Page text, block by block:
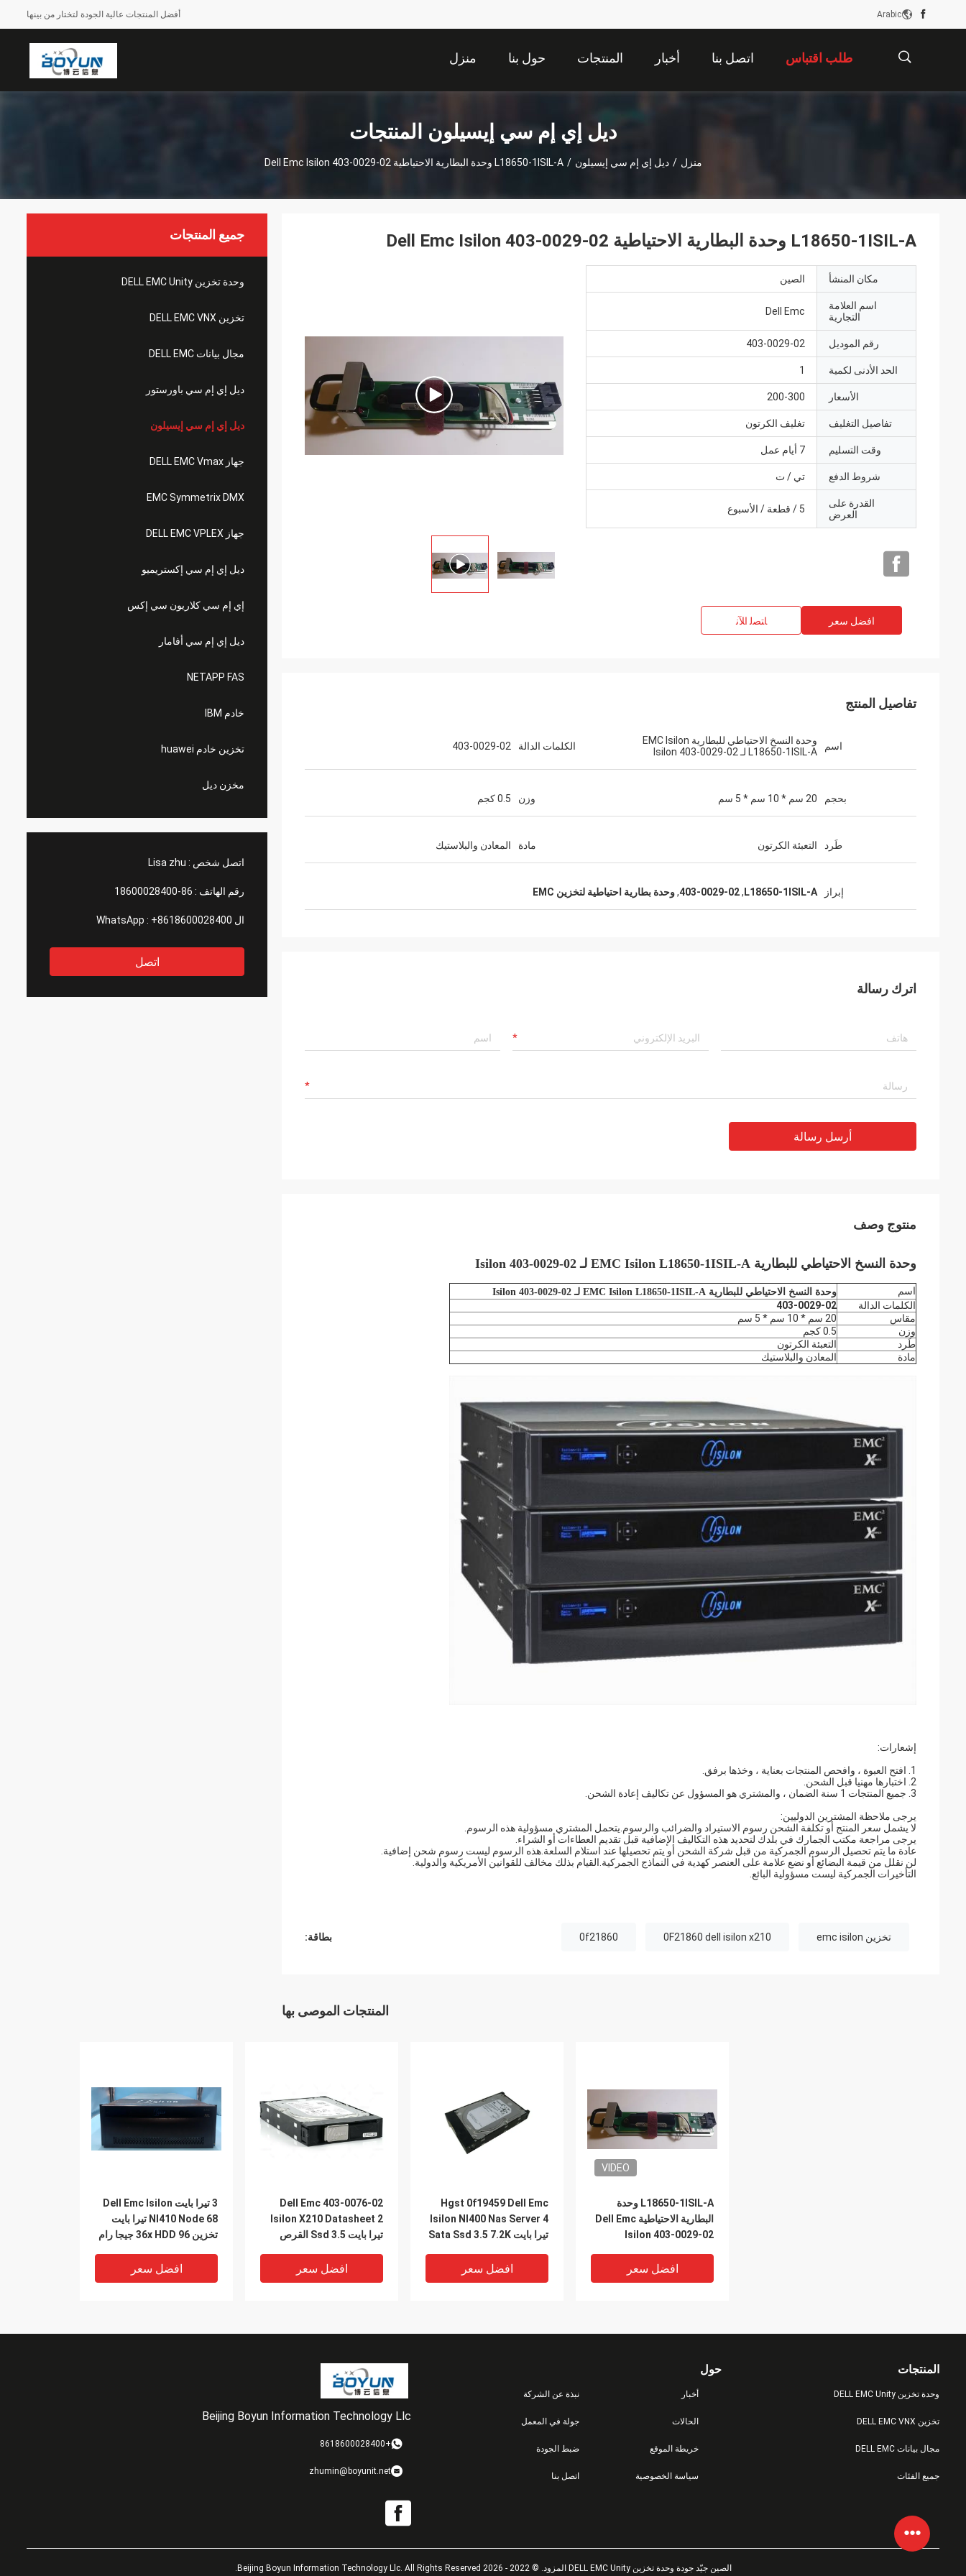
أفضل المنتجات عالية الجودة لتختار من بينها Arabic
منزل حول بنا المنتجات أخبار اتصل بنا طلب اقتباس
ديل إي إم سي إيسيلون المنتجات
منزل / ديل إي إم سي إيسيلون / L18650-1ISIL-A وحدة البطارية الاحتياطية Dell Emc Isilon 403-0029-02
جميع المنتجات
وحدة تخزين DELL EMC Unity
تخزين DELL EMC VNX
مجال بيانات DELL EMC
ديل إي إم سي باورستور
ديل إي إم سي إيسيلون
جهاز DELL EMC Vmax
EMC Symmetrix DMX
جهاز DELL EMC VPLEX
ديل إي إم سي إكستريميو
إي إم سي كلاريون سي إكس
ديل إي إم سي أفامار
NETAPP FAS
خادم IBM
تخزين خادم huawei
مخزن ديل
اتصل شخص : Lisa zhu
رقم الهاتف : 86-18600028400
ال WhatsApp : +8618600028400
اتصل
L18650-1ISIL-A وحدة البطارية الاحتياطية Dell Emc Isilon 403-0029-02
مكان المنشأ الصين
اسم العلامة
التجارية
Dell Emc
رقم الموديل 403-0029-02
الحد الأدنى لكمية 1
الأسعار 200-300
تفاصيل التغليف تغليف الكرتون
وقت التسليم 7 أيام عمل
شروط الدفع تي / ت
القدرة على
العرض
5 / قطعة / الأسبوع
افضل سعر ﺎﺘﺼﻟ ﺍﻶﻧ
تفاصيل المنتج
اسم
وحدة النسخ الاحتياطي للبطارية EMC Isilon
L18650-1ISIL-A لـ Isilon 403-0029-02
الكلمات الدالة 403-0029-02
بحجم 20 سم * 10 سم * 5 سم وزن 0.5 كجم
طَرد التعبئة الكرتون مادة المعادن والبلاستيك
إبراز L18650-1ISIL-A
,
403-0029-02
,وحدة بطارية احتياطية لتخزين EMC
اترك رسالة
أرسل رسالة
منتوج وصف
وحدة النسخ الاحتياطي للبطارية EMC Isilon L18650-1ISIL-A لـ Isilon 403-0029-02
اسم وحدة النسخ الاحتياطي للبطارية EMC Isilon L18650-1ISIL-A لـ Isilon 403-0029-02
الكلمات الدالة
403-0029-02
مقاس
20 سم * 10 سم * 5 سم
وزن
0.5 كجم
طَرد
التعبئة الكرتون
مادة
المعادن والبلاستيك
إشعارات:
1. افتح العبوة ، وافحص المنتجات بعناية ، وخذها برفق.
2. اختبارها مهنيا قبل الشحن.
3. جميع المنتجات 1 سنة الضمان ، والمشتري هو المسؤول عن تكاليف إعادة الشحن.
يرجى ملاحظة المشترين الدوليين:
لا يشمل سعر المنتج أو تكلفة الشحن رسوم الاستيراد والضرائب والرسوم.يتحمل المشتري مسؤولية هذه الرسوم.
يرجى مراجعة مكتب الجمارك في بلدك لتحديد هذه التكاليف الإضافية قبل تقديم العطاءات أو الشراء.
عادة ما يتم تحصيل الرسوم الجمركية من قبل شركة الشحن أو يتم تحصيلها عند استلام السلعة.هذه الرسوم ليست رسوم شحن إضافية.
لن نقلل من قيمة البضائع أو نضع علامة على العنصر كهدية في النماذج الجمركية.القيام بذلك مخالف للقوانين الأمريكية والدولية.
التأخيرات الجمركية ليست مسؤولية البائع.
بطاقة: تخزين emc isilon 0F21860 dell isilon x210
0f21860
المنتجات الموصى بها
3 تيرا بايت Dell Emc Isilon
Nl410 Node 68 تيرا بايت
تخزين 36x HDD 96 جيجا رام
افضل سعر
403-0076-02 Dell Emc
Isilon X210 Datasheet 2
تيرا بايت Ssd 3.5 القرص
افضل سعر
Hgst 0f19459 Dell Emc
Isilon Nl400 Nas Server 4
تيرا بايت Sata Ssd 3.5 7.2K
افضل سعر
VIDEO
L18650-1ISIL-A وحدة
البطارية الاحتياطية Dell Emc
Isilon 403-0029-02
افضل سعر
403-0166-01 محرك أقراص
Beijing Boyun Information Technology Llc
+8618600028400
zhumin@boyunit.net
حول
نبذة عن الشركة
جولة في المعمل
ضبط الجودة
اتصل بنا
أخبار
الحالات
خريطة الموقع
سياسة الخصوصية
المنتجات
وحدة تخزين DELL EMC Unity
تخزين DELL EMC VNX
مجال بيانات DELL EMC
جميع الفئات
الصين جيّد جودة وحدة تخزين DELL EMC Unity المزود. © 2022 - 2026 Beijing Boyun Information Technology Llc. All Rights Reserved.